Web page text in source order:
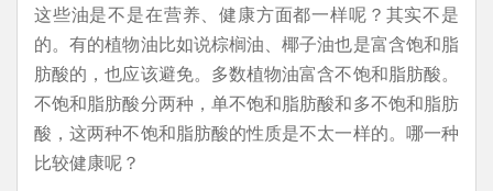
这些油是不是在营养、健康方面都一样呢？其实不是
的。有的植物油比如说棕榈油、椰子油也是富含饱和脂
肪酸的，也应该避免。多数植物油富含不饱和脂肪酸。
不饱和脂肪酸分两种，单不饱和脂肪酸和多不饱和脂肪
酸，这两种不饱和脂肪酸的性质是不太一样的。哪一种
比较健康呢？